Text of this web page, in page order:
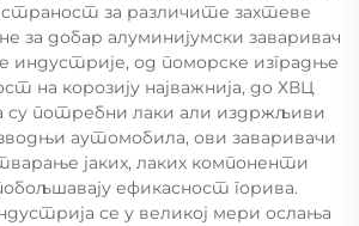
за различите захтеве
за добар алуминијумски заваривач
индустрије, од поморске изградње
на корозију најважнија, до ХВЦ
су потребни лаки али издржљиви
аутомобила, ови заваривачи
јаких, лаких компоненти
ефикасност горива.
се у великој мери ослања